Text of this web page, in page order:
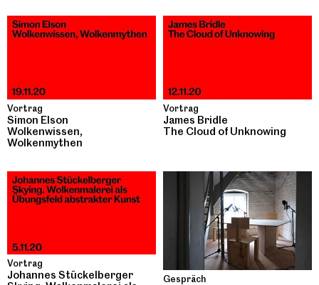
Vortrag
Simon Elson
Wolkenwissen,
Wolkenmythen
Vortrag
James Bridle
The Cloud of Unknowing
Vortrag
Johannes Stückelberger
Gespräch